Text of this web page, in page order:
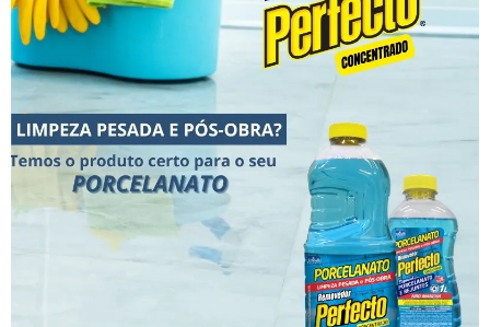
Distribuidor De Shampoo Para Pet
Distribuidora De Produtos De Limpeza
Distribuidora De Produtos De Limpeza No Paraná
Distribuidora De Produtos De Limpeza Para Revenda
Eliminador De Odores Cachorro
Empresa De Brilha Alumínio
Empresa De Revenda De Limpa Alumínio